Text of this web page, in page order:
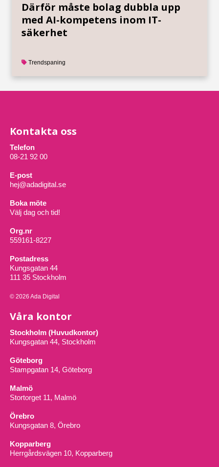
Därför måste bolag dubbla upp
med AI-kompetens inom IT-
säkerhet
Trendspaning
Kontakta oss
Telefon
08-21 92 00
E-post
hej@adadigital.se
Boka möte
Välj dag och tid!
Org.nr
559161-8227
Postadress
Kungsgatan 44
111 35 Stockholm
© 2026 Ada Digital
Våra kontor
Stockholm (Huvudkontor)
Kungsgatan 44, Stockholm
Göteborg
Stampgatan 14, Göteborg
Malmö
Stortorget 11, Malmö
Örebro
Kungsgatan 8, Örebro
Kopparberg
Herrgårdsvägen 10, Kopparberg